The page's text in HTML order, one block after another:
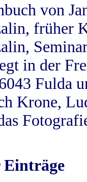
von
früher
in der
Fulda
Krone,
Einträge